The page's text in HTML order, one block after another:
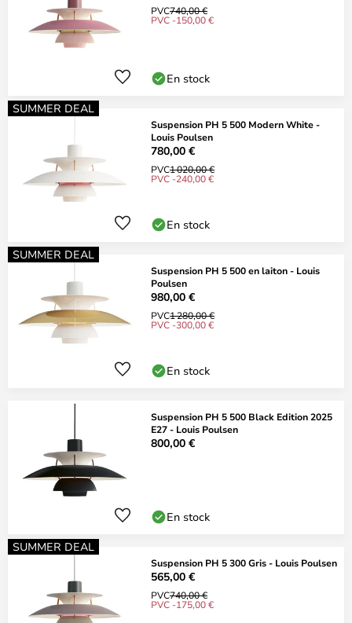
PVC740,00 €
PVC -150,00 €
En stock
SUMMER DEAL
Suspension PH 5 500 Modern White -
Louis Poulsen
780,00 €
PVC1 020,00 €
PVC -240,00 €
En stock
SUMMER DEAL
Suspension PH 5 500 en laiton - Louis
Poulsen
980,00 €
PVC1 280,00 €
PVC -300,00 €
En stock
Suspension PH 5 500 Black Edition 2025
E27 - Louis Poulsen
800,00 €
En stock
SUMMER DEAL
Suspension PH 5 300 Gris - Louis Poulsen
565,00 €
PVC740,00 €
PVC -175,00 €